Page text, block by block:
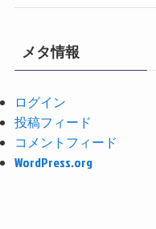
メタ情報
ログイン
投稿フィード
コメントフィード
WordPress.org